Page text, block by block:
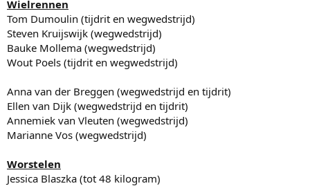
Wielrennen
Tom Dumoulin (tijdrit en wegwedstrijd)
Steven Kruijswijk (wegwedstrijd)
Bauke Mollema (wegwedstrijd)
Wout Poels (tijdrit en wegwedstrijd)
Anna van der Breggen (wegwedstrijd en tijdrit)
Ellen van Dijk (wegwedstrijd en tijdrit)
Annemiek van Vleuten (wegwedstrijd)
Marianne Vos (wegwedstrijd)
Worstelen
Jessica Blaszka (tot 48 kilogram)